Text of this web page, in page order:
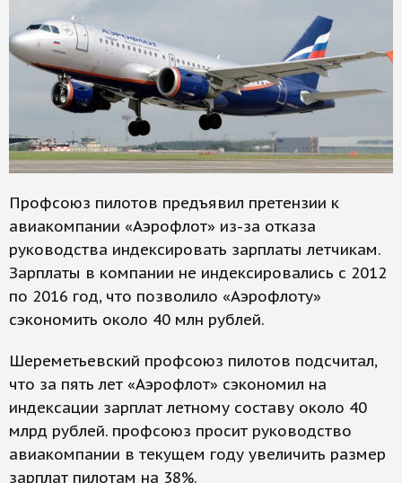
Профсоюз пилотов предъявил претензии к
авиакомпании «Аэрофлот» из-за отказа
руководства индексировать зарплаты летчикам.
Зарплаты в компании не индексировались с 2012
по 2016 год, что позволило «Аэрофлоту»
сэкономить около 40 млн рублей.
Шереметьевский профсоюз пилотов подсчитал,
что за пять лет «Аэрофлот» сэкономил на
индексации зарплат летному составу около 40
млрд рублей. профсоюз просит руководство
авиакомпании в текущем году увеличить размер
зарплат пилотам на 38%.